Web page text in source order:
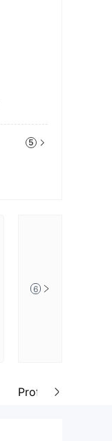
5
6
Profil perusahaan